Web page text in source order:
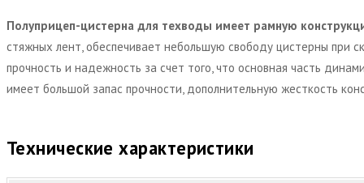
Полуприцеп-цистерна для техводы имеет рамную
стяжных лент, обеспечивает небольшую свободу цистерны при
прочность и надежность за счет того, что основная часть
имеет большой запас прочности, дополнительную жесткость
Технические характеристики